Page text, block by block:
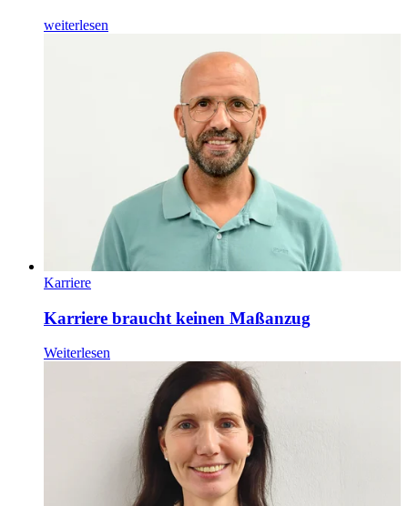
weiterlesen
Karriere
Karriere braucht keinen Maßanzug
Weiterlesen